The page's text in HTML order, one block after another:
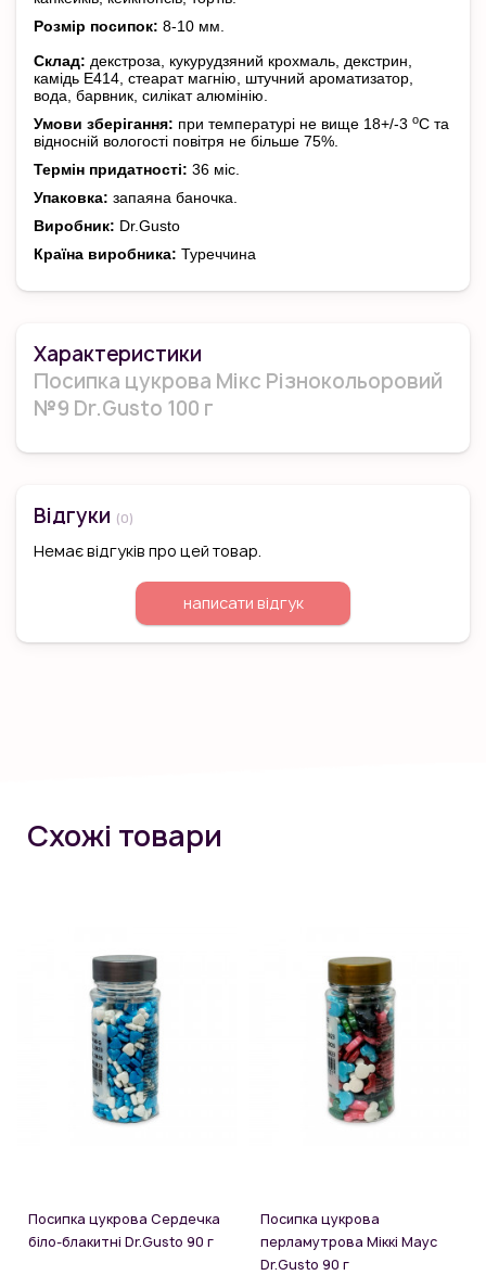
Розмір посипок: 8-10 мм.
Склад: декстроза, кукурудзяний крохмаль, декстрин,
камідь Е414, стеарат магнію, штучний ароматизатор,
вода, барвник, силікат алюмінію.
Умови зберігання: при температурі не вище 18+/-3 оС та
відносній вологості повітря не більше 75%.
Термін придатності: 36 міс.
Упаковка: запаяна баночка.
Виробник: Dr.Gusto
Країна виробника: Туреччина
Характеристики
Посипка цукрова Мікс Різнокольоровий
№9 Dr.Gusto 100 г
Відгуки (0)
Немає відгуків про цей товар.
написати відгук
Схожі товари
Посипка цукрова Сердечка
біло-блакитні Dr.Gusto 90 г
Посипка цукрова
перламутрова Міккі Маус
Dr.Gusto 90 г